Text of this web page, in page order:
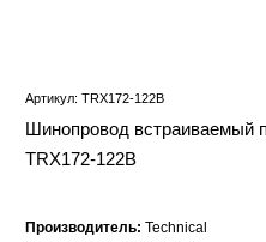
Артикул: TRX172-122B
Шинопровод встраиваемый
TRX172-122B
Производитель: Technical